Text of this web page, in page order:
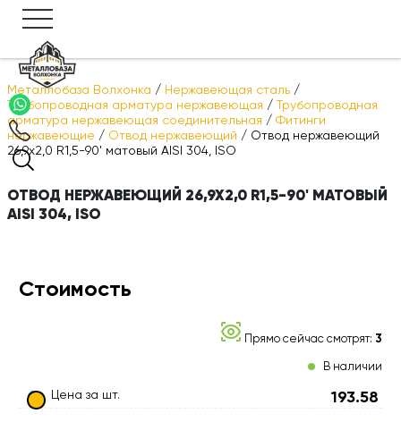
Металлобаза Волхонка / Нержавеющая сталь /
Трубопроводная арматура нержавеющая /
Трубопроводная
арматура нержавеющая соединительная / Фитинги
нержавеющие / Отвод нержавеющий / Отвод нержавеющий
26,9х2,0 R1,5-90' матовый AISI 304, ISO
ОТВОД НЕРЖАВЕЮЩИЙ 26,9Х2,0 R1,5-90' МАТОВЫЙ
AISI 304, ISO
Стоимость
Прямо сейчас смотрят: 3
В наличии
Цена за шт. 193.58